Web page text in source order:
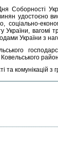
Соборності
удостоєно
соціально-
вагомі
України з
та комунікацій